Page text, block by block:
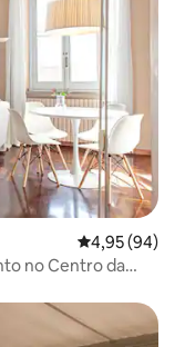
4,95 de uma
4,95 (94)
no Centro da